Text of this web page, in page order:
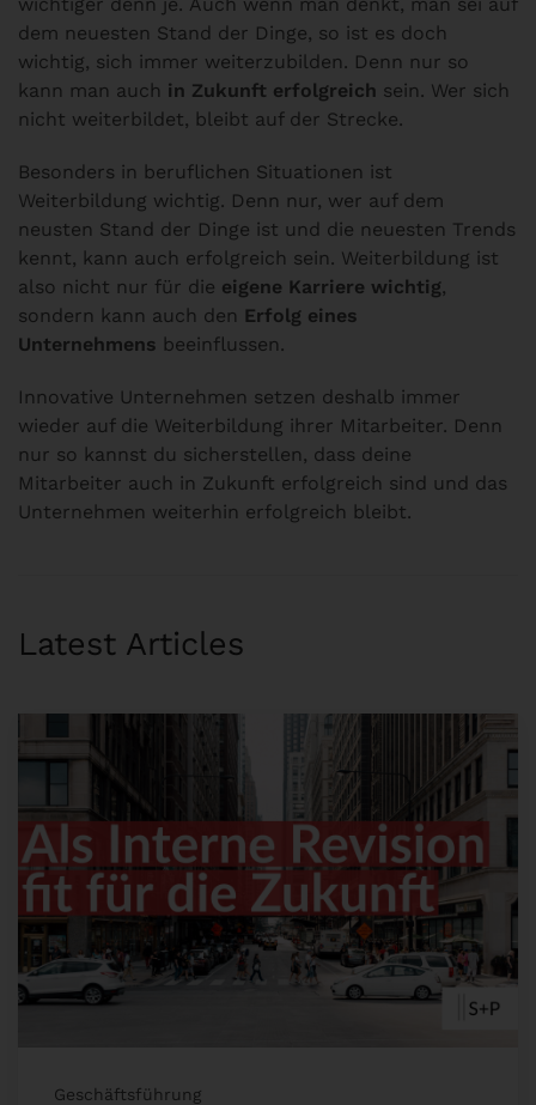
wichtiger denn je. Auch wenn man denkt, man sei auf
dem neuesten Stand der Dinge, so ist es doch
wichtig, sich immer weiterzubilden. Denn nur so
kann man auch in Zukunft erfolgreich sein. Wer sich
nicht weiterbildet, bleibt auf der Strecke.
Besonders in beruflichen Situationen ist
Weiterbildung wichtig. Denn nur, wer auf dem
neusten Stand der Dinge ist und die neuesten Trends
kennt, kann auch erfolgreich sein. Weiterbildung ist
also nicht nur für die eigene Karriere wichtig,
sondern kann auch den Erfolg eines
Unternehmens beeinflussen.
Innovative Unternehmen setzen deshalb immer
wieder auf die Weiterbildung ihrer Mitarbeiter. Denn
nur so kannst du sicherstellen, dass deine
Mitarbeiter auch in Zukunft erfolgreich sind und das
Unternehmen weiterhin erfolgreich bleibt.
Latest Articles
Geschäftsführung